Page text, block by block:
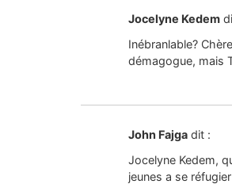
Jocelyne Kedem
Inébranlable?
démagogue, mais
John Fajga dit :
Jocelyne Kedem,
jeunes a se